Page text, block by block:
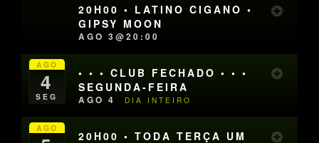
20H00 • LATINO CIGANO •
GIPSY MOON
AGO 3@20:00
AGO
4
SEG
• • • CLUB FECHADO • • •
SEGUNDA-FEIRA
AGO 4 DIA INTEIRO
AGO
20H00 • TODA TERÇA UM